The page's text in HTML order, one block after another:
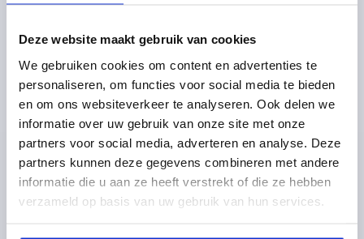
Deze website maakt gebruik van cookies
We gebruiken cookies om content en advertenties te
personaliseren, om functies voor social media te bieden
en om ons websiteverkeer te analyseren. Ook delen we
informatie over uw gebruik van onze site met onze
partners voor social media, adverteren en analyse. Deze
partners kunnen deze gegevens combineren met andere
informatie die u aan ze heeft verstrekt of die ze hebben
verzameld op basis van uw gebruik van hun services.
Revalidatie / sport